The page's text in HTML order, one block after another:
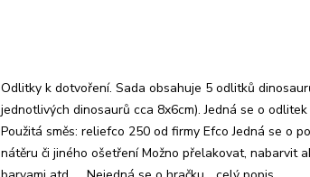
Odlitky k dotvoření. Sada obsahuje 5 odlitků
jednotlivých dinosaurů cca 8x6cm). Jedná se o odlitek
Použitá směs: reliefco 250 od firmy Efco Jedná se o
nátěru či jiného ošetření Možno přelakovat, nabarvit